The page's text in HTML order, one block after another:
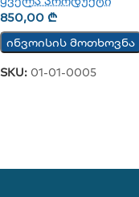
850,00 ₾
ინვოისის მოთხოვნა
SKU: 01-01-0005